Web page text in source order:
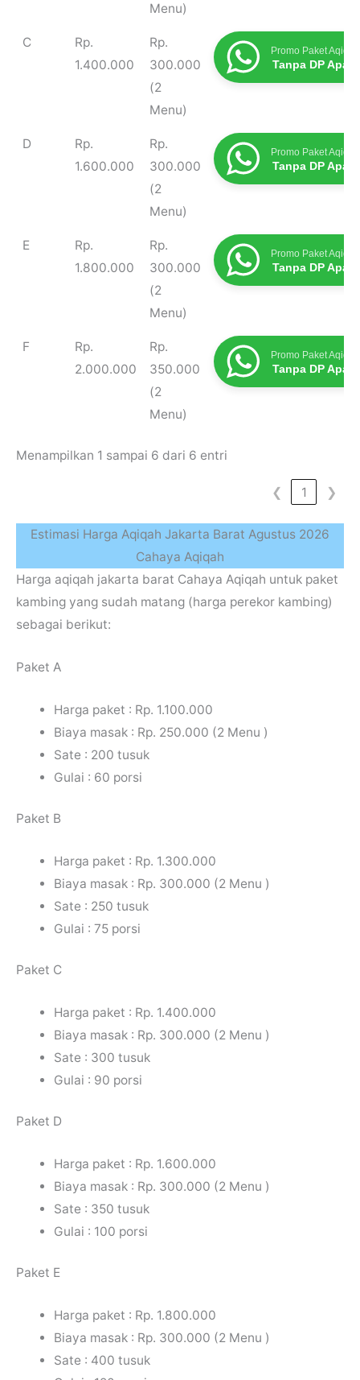
Menu)
C
Rp.
1.400.000
Rp.
300.000
(2
Menu)
Promo Paket Aqiqah
Tanpa DP
D
Rp.
1.600.000
Rp.
300.000
(2
Menu)
Promo Paket Aqiqah
Tanpa DP
E
Rp.
1.800.000
Rp.
300.000
(2
Menu)
Promo Paket Aqiqah
Tanpa DP
F
Rp.
2.000.000
Rp.
350.000
(2
Menu)
Promo Paket Aqiqah
Tanpa DP
Menampilkan 1 sampai 6 dari 6 entri
❮ 1 ❯
Estimasi Harga Aqiqah Jakarta Barat Agustus 2026
Cahaya Aqiqah
Harga aqiqah jakarta barat Cahaya Aqiqah untuk paket
kambing yang sudah matang (harga perekor kambing)
sebagai berikut:
Paket A
Harga paket : Rp. 1.100.000
Biaya masak : Rp. 250.000 (2 Menu )
Sate : 200 tusuk
Gulai : 60 porsi
Paket B
Harga paket : Rp. 1.300.000
Biaya masak : Rp. 300.000 (2 Menu )
Sate : 250 tusuk
Gulai : 75 porsi
Paket C
Harga paket : Rp. 1.400.000
Biaya masak : Rp. 300.000 (2 Menu )
Sate : 300 tusuk
Gulai : 90 porsi
Paket D
Harga paket : Rp. 1.600.000
Biaya masak : Rp. 300.000 (2 Menu )
Sate : 350 tusuk
Gulai : 100 porsi
Paket E
Harga paket : Rp. 1.800.000
Biaya masak : Rp. 300.000 (2 Menu )
Sate : 400 tusuk